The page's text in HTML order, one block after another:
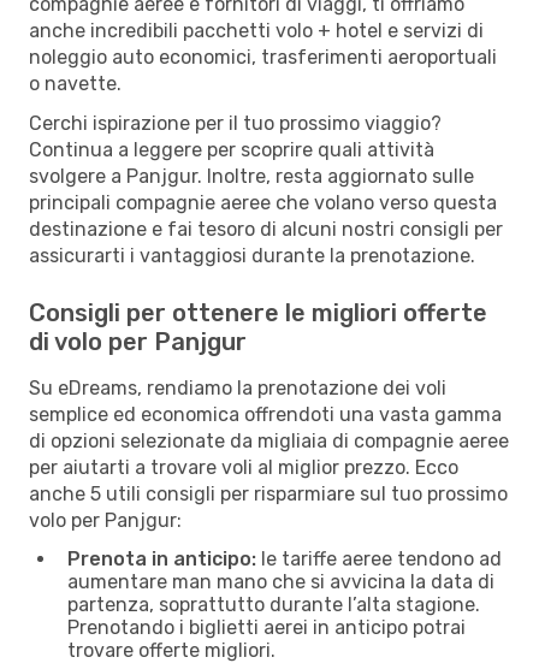
anche incredibili pacchetti volo + hotel e servizi di
noleggio auto economici, trasferimenti aeroportuali
o navette.
Cerchi ispirazione per il tuo prossimo viaggio?
Continua a leggere per scoprire quali attività
svolgere a Panjgur. Inoltre, resta aggiornato sulle
principali compagnie aeree che volano verso questa
destinazione e fai tesoro di alcuni nostri consigli per
assicurarti i vantaggiosi durante la prenotazione.
Consigli per ottenere le migliori offerte
di volo per Panjgur
Su eDreams, rendiamo la prenotazione dei voli
semplice ed economica offrendoti una vasta gamma
di opzioni selezionate da migliaia di compagnie aeree
per aiutarti a trovare voli al miglior prezzo. Ecco
anche 5 utili consigli per risparmiare sul tuo prossimo
volo per Panjgur:
Prenota in anticipo: le tariffe aeree tendono ad
aumentare man mano che si avvicina la data di
partenza, soprattutto durante l’alta stagione.
Prenotando i biglietti aerei in anticipo potrai
trovare offerte migliori.